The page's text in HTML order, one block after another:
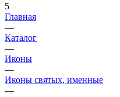
5
Главная
—
Каталог
—
Иконы
—
Иконы святых, именные
—